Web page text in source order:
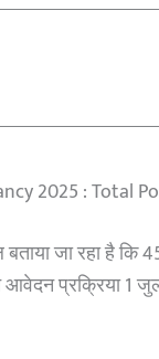
2025 : Total
जा रहा है कि
प्रक्रिया 1